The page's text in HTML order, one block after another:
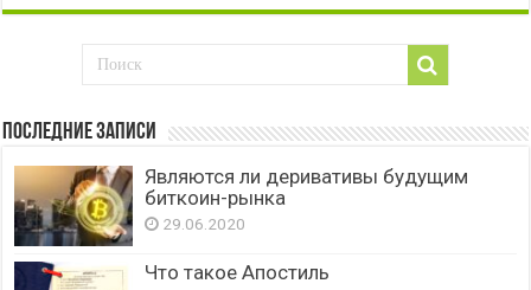
Последние записи
Являются ли деривативы будущим
биткоин-рынка
29.06.2020
Что такое Апостиль